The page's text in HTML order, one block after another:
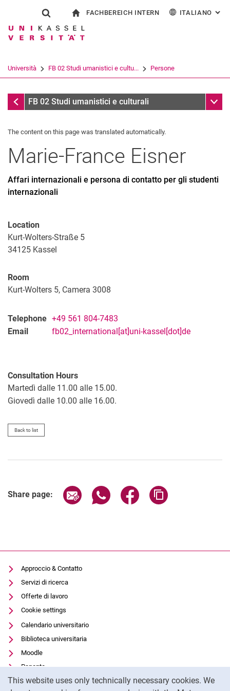
Jump directly to: content
Jump directly to: search
Jump directly to: main
This website uses only technically necessary cookies. We
Show search form
Search term
Search (opens an external link in a
FACHBEREICH INTERN ITALIANO :
Università FB 02 Studi umanistici e cultu... Persone
PersoneFB 02 Studi umanistici e culturali Sub
The content on this page was translated automatically.
Marie-France Eisner
Affari internazionali e persona di contatto per gli studenti
internazionali
Location
Kurt-Wolters-Straße 5
34125 Kassel
Room
Kurt-Wolters 5, Camera 3008
Telephone +49 561 804-7483
Email
fb02_international[at]uni-kassel[dot]de
Consultation Hours
Martedì dalle 11.00 alle 15.00.
Giovedì dalle 10.00 alle 16.00.
Back to list
Share page: Share page via email
Share page via WhatsApp
Share page via
Approccio & Contatto
Servizi di ricerca
Offerte di lavoro
Cookie settings
Calendario universitario
Biblioteca universitaria
Moodle
Panopto
Protezione dei dati